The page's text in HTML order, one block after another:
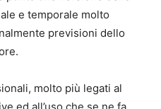
e temporale molto
previsioni dello
molto più legati al